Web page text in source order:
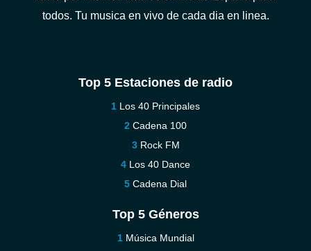
todos. Tu musica en vivo de cada dia en linea.
Top 5 Estaciones de radio
Los 40 Principales
Cadena 100
Rock FM
Los 40 Dance
Cadena Dial
Top 5 Géneros
Música Mundial